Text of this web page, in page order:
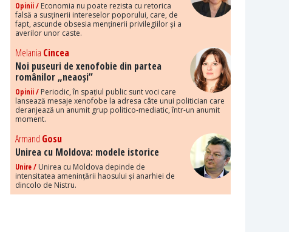
Opinii / Economia nu poate rezista cu retorica
falsă a susținerii intereselor poporului, care, de
fapt, ascunde obsesia menținerii privilegiilor și a
averilor unor caste.
Melania Cincea
Noi puseuri de xenofobie din partea
românilor „neaoși”
Opinii / Periodic, în spațiul public sunt voci care
lansează mesaje xenofobe la adresa câte unui politician care
deranjează un anumit grup politico-mediatic, într-un anumit
moment.
Armand Gosu
Unirea cu Moldova: modele istorice
Unire / Unirea cu Moldova depinde de
intensitatea amenințării haosului și anarhiei de
dincolo de Nistru.